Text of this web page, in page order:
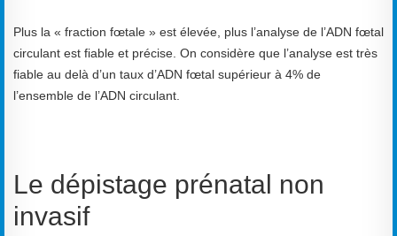
Plus la « fraction fœtale » est élevée, plus l’analyse de l’ADN fœtal
circulant est fiable et précise. On considère que l’analyse est très
fiable au delà d’un taux d’ADN fœtal supérieur à 4% de
l’ensemble de l’ADN circulant.
Le dépistage prénatal non
invasif